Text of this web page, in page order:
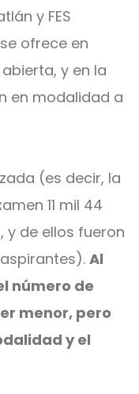
y FES
ofrece en
y en la
en modalidad a
(es decir, la
11 mil 44
de ellos fueron
Al
número de
menor, pero
y el